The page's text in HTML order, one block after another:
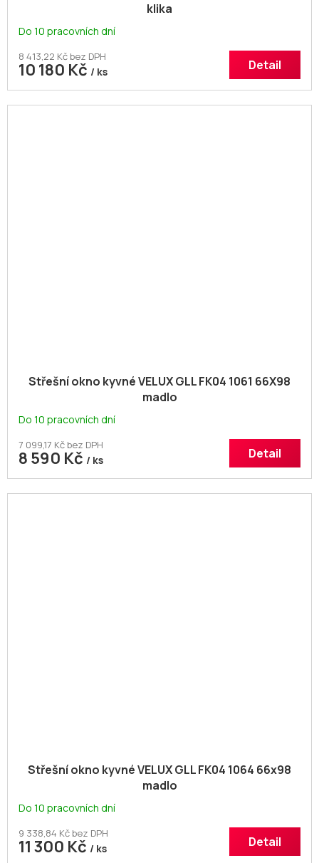
klika
Do 10 pracovních dní
8 413,22 Kč bez DPH
10 180 Kč / ks Detail
Střešní okno kyvné VELUX GLL FK04 1061 66X98
madlo
Do 10 pracovních dní
7 099,17 Kč bez DPH
8 590 Kč / ks Detail
Střešní okno kyvné VELUX GLL FK04 1064 66x98
madlo
Do 10 pracovních dní
9 338,84 Kč bez DPH
11 300 Kč / ks Detail